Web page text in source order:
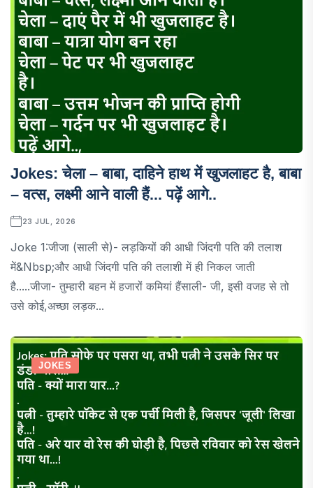
Jokes: चेला – बाबा, दाहिने हाथ में खुजलाहट है, बाबा
– वत्स, लक्ष्मी आने वाली हैं... पढ़ें आगे..
23 JUL, 2026
Joke 1:जीजा (साली से)- लड़कियों की आधी जिंदगी पति की तलाश
में&nbsp;और आधी जिंदगी पति की तलाशी में ही निकल जाती
है.....जीजा- तुम्हारी बहन में हजारों कमियां हैंसाली- जी, इसी वजह से तो
उसे कोई,अच्छा लड़क...
JOKES